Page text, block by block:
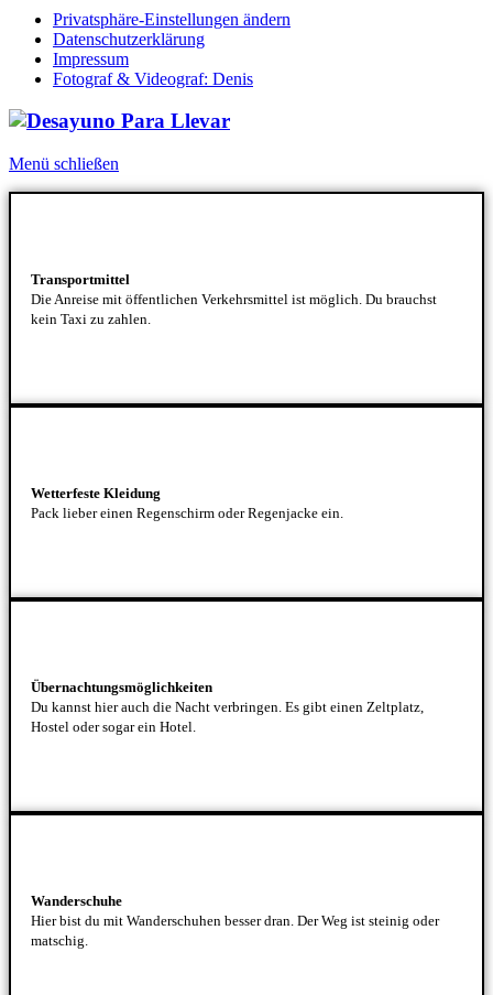
Privatsphäre-Einstellungen ändern
Datenschutzerklärung
Impressum
Fotograf & Videograf: Denis
Menü schließen
Transportmittel
Die Anreise mit öffentlichen Verkehrsmittel ist möglich. Du brauchst
kein Taxi zu zahlen.
Wetterfeste Kleidung
Pack lieber einen Regenschirm oder Regenjacke ein.
Übernachtungsmöglichkeiten
Du kannst hier auch die Nacht verbringen. Es gibt einen Zeltplatz,
Hostel oder sogar ein Hotel.
Wanderschuhe
Hier bist du mit Wanderschuhen besser dran. Der Weg ist steinig oder
matschig.